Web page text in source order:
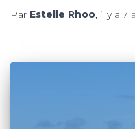
Par Estelle Rhoo, il y a 7